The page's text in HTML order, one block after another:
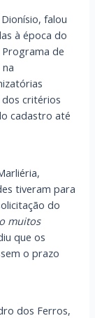
falou
à época do
de
dos critérios
cadastro até
tiveram para
do
muitos
que os
o prazo
dos Ferros,